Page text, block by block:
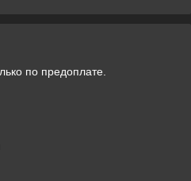
по предоплате.